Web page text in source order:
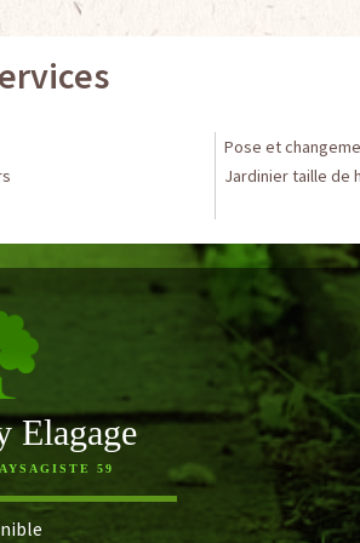
Pose et
Jardinier taille de
Elagage
59